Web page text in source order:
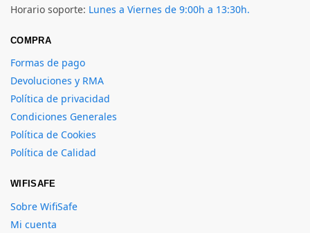
Horario soporte: Lunes a Viernes de 9:00h a 13:30h.
COMPRA
Formas de pago
Devoluciones y RMA
Política de privacidad
Condiciones Generales
Política de Cookies
Política de Calidad
WIFISAFE
Sobre WifiSafe
Mi cuenta